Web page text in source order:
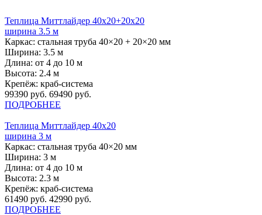
Теплица Миттлайдер 40х20+20х20
ширина 3.5 м
Каркас: стальная труба 40×20 + 20×20 мм
Ширина: 3.5 м
Длина: от 4 до 10 м
Высота: 2.4 м
Крепёж: краб-система
99390 руб. 69490 руб.
ПОДРОБНЕЕ
Теплица Миттлайдер 40х20
ширина 3 м
Каркас: стальная труба 40×20 мм
Ширина: 3 м
Длина: от 4 до 10 м
Высота: 2.3 м
Крепёж: краб-система
61490 руб. 42990 руб.
ПОДРОБНЕЕ